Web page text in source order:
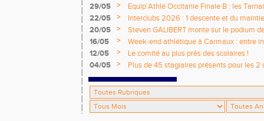
29/05
>
Equip’Athlé Occitanie Finale B : les
22/05
>
Interclubs 2026 : 1 descente et du
20/05
>
Steven GALIBERT monte sur le podium
16/05
>
Week-end athlétique à Carmaux : entre
départementaux jeunes
12/05 >
Le comité au plus près des scolaires !
04/05
>
Plus de 45 stagiaires présents pour les 2